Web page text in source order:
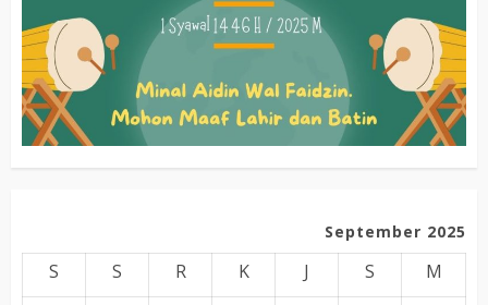
September 2025
S S R K J S
M